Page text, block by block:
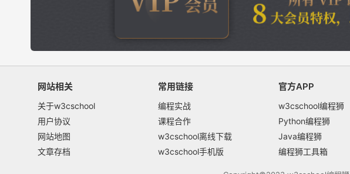
网站相关
关于w3cschool
用户协议
网站地图
文章存档
常用链接
编程实战
课程合作
w3cschool离线下载
w3cschool手机版
官方APP
w3cschool编程狮
Python编程狮
Java编程狮
编程狮工具箱